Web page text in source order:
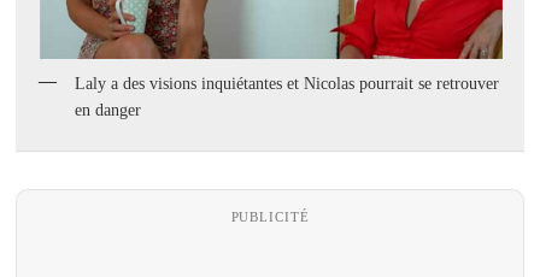
Laly a des visions inquiétantes et Nicolas pourrait se retrouver
en danger
PUBLICITÉ